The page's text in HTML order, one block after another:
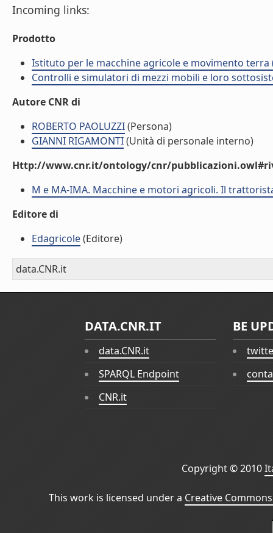
Incoming links:
Prodotto
Istituto per le macchine agricole e movimento terra
Controlli e simulatori di mezzi mobili e loro
Autore CNR di
ROBERTO PAOLUZZI(Persona)
GIANNI RIGAMONTI(Unità di personale interno)
Http://www.cnr.it/ontology/cnr/
M e MA-IMA. Macchine e motori agricoli. Il
Editore di
Edagricole(Editore)
data.CNR.it
DATA.CNR.IT
data.CNR.it
SPARQL Endpoint
CNR.it
BE
Copyright © 2010
This work is licensed under a Creative